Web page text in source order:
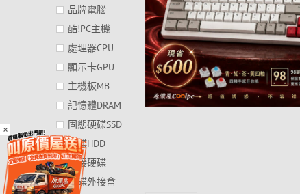
×
品牌電腦
酷!PC主機
處理器CPU
顯示卡GPU
主機板MB
記憶體DRAM
固態硬碟SSD
硬碟HDD
外接硬碟
硬碟外接盒